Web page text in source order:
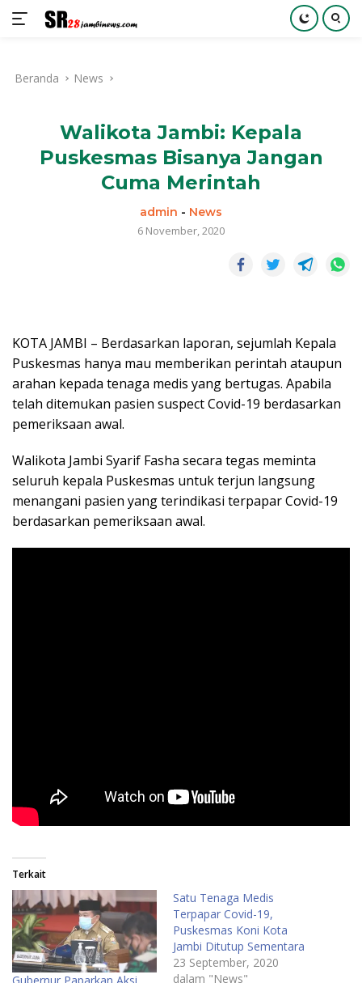
kontenBeranda News
Walikota Jambi: Kepala
Puskesmas Bisanya Jangan
Cuma Merintah
admin - News
6 November, 2020
KOTA JAMBI – Berdasarkan laporan, sejumlah Kepala
Puskesmas hanya mau memberikan perintah ataupun
arahan kepada tenaga medis yang bertugas. Apabila
telah ditemukan pasien suspect Covid-19 berdasarkan
pemeriksaan awal.
Walikota Jambi Syarif Fasha secara tegas meminta
seluruh kepala Puskesmas untuk terjun langsung
menangani pasien yang terindikasi terpapar Covid-19
berdasarkan pemeriksaan awal.
Terkait
Satu Tenaga Medis
Terpapar Covid-19,
Puskesmas Koni Kota
Jambi Ditutup Sementara
23 September, 2020
dalam "News"